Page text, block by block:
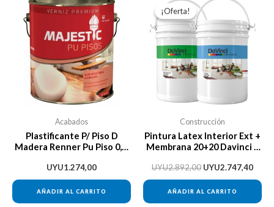
Acabados
Plastificante P/ Piso D
Madera Renner Pu Piso 0,9l
UYU1.274,00
AÑADIR AL CARRITO
¡Oferta!
¡Oferta!
Construcción
Pintura Latex Interior Ext +
Membrana 20+20 Davinci +
UYU2.892,00
precio
original
era:
UYU2.892,00.
UYU2.747,40
es:
AÑADIR AL CARRITO